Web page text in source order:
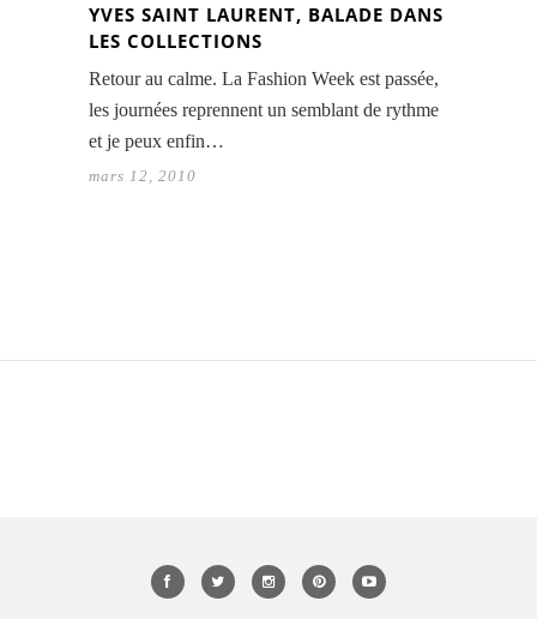
YVES SAINT LAURENT, BALADE DANS
LES COLLECTIONS
Retour au calme. La Fashion Week est passée,
les journées reprennent un semblant de rythme
et je peux enfin…
mars 12, 2010